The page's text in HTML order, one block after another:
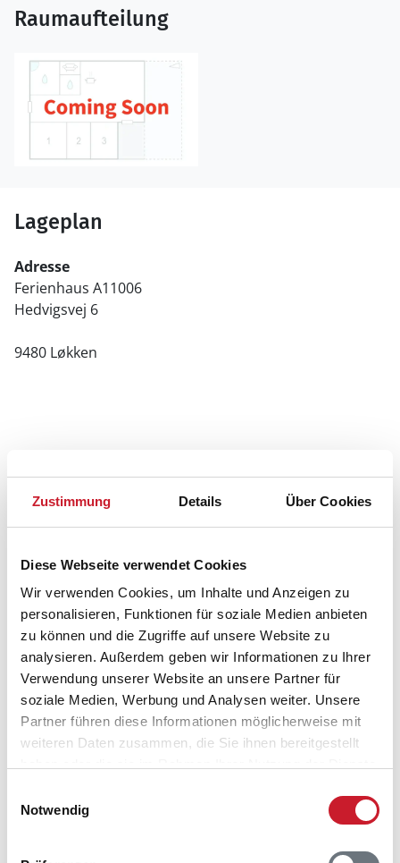
Zustimmung Details Über Cookies
Diese Webseite verwendet Cookies
Wir verwenden Cookies, um Inhalte und Anzeigen zu
personalisieren, Funktionen für soziale Medien anbieten
zu können und die Zugriffe auf unsere Website zu
analysieren. Außerdem geben wir Informationen zu Ihrer
Verwendung unserer Website an unsere Partner für
soziale Medien, Werbung und Analysen weiter. Unsere
Partner führen diese Informationen möglicherweise mit
weiteren Daten zusammen, die Sie ihnen bereitgestellt
Notwendig
Raumaufteilung
Lageplan
Adresse
Ferienhaus A11006
Hedvigsvej 6
9480 Løkken
Belegungskalender
Anzahl Reisende auswählen
Sie bekommen Verfügbarkeit und Preis angezeigt